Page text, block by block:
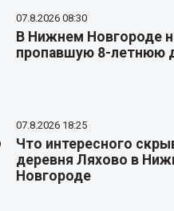
07.8.2026 08:30
В Нижнем Новгороде
пропавшую 8-летнюю
07.8.2026 18:25
Что интересного
деревня Ляхово в
Новгороде